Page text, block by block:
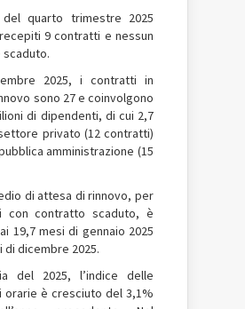
quarto trimestre 2025
9 contratti e nessun
2025, i contratti in
sono 27 e coinvolgono
di dipendenti, di cui 2,7
privato (12 contratti)
amministrazione (15
di attesa di rinnovo, per
con contratto scaduto, è
19,7 mesi di gennaio 2025
di dicembre 2025.
del 2025, l’indice delle
orarie è cresciuto del 3,1%